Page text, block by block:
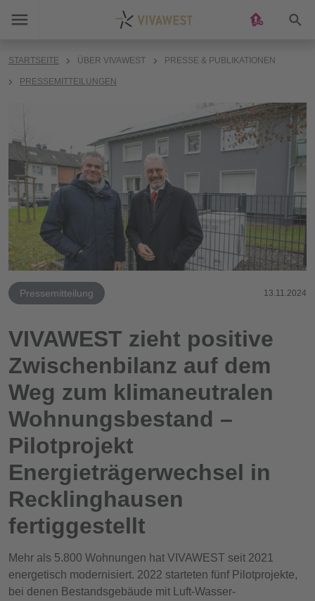
STARTSEITE ÜBER VIVAWEST PRESSE & PUBLIKATIONEN
PRESSEMITTEILUNGEN
Pressemitteilung 13.11.2024
VIVAWEST zieht positive
Zwischenbilanz auf dem
Weg zum klimaneutralen
Wohnungsbestand –
Pilotprojekt
Energieträgerwechsel in
Recklinghausen
fertiggestellt
Mehr als 5.800 Wohnungen hat VIVAWEST seit 2021
energetisch modernisiert. 2022 starteten fünf Pilotprojekte,
bei denen Bestandsgebäude mit Luft-Wasser-